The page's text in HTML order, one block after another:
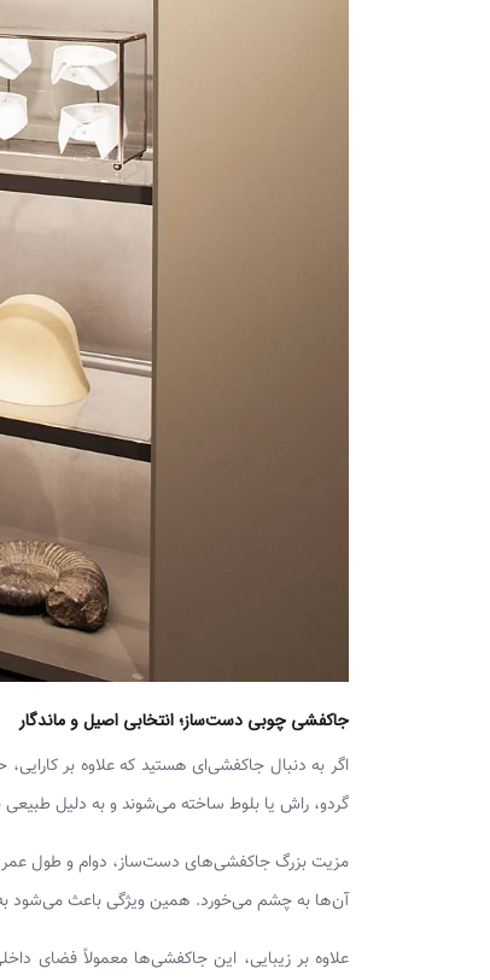
جاکفشی چوبی دست‌ساز؛ انتخابی اصیل و ماندگار
اگر به دنبال جاکفشی‌ای هستید که علاوه بر
گردو، راش یا بلوط ساخته می‌شوند و به دلیل
مزیت بزرگ جاکفشی‌های دست‌ساز، دوام و طول عمر
آن‌ها به چشم می‌خورد. همین ویژگی باعث می‌شود
علاوه بر زیبایی، این جاکفشی‌ها معمولاً فضای